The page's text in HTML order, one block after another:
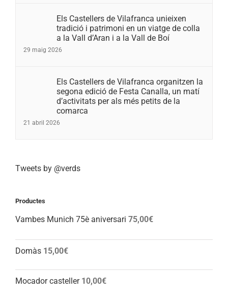
Els Castellers de Vilafranca unieixen
tradició i patrimoni en un viatge de colla
a la Vall d’Aran i a la Vall de Boí
29 maig 2026
Els Castellers de Vilafranca organitzen la
segona edició de Festa Canalla, un matí
d’activitats per als més petits de la
comarca
21 abril 2026
Tweets by @verds
Productes
Vambes Munich 75è aniversari 75,00€
Domàs 15,00€
Mocador casteller 10,00€